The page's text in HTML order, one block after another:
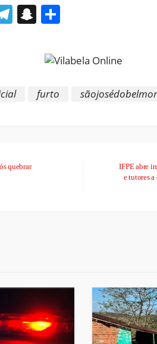
Telegram
Snapchat
furto
quebrar
IFPE abre
e tutores